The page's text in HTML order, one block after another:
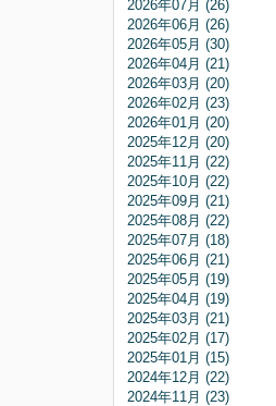
2026年07月 (26)
2026年06月 (26)
2026年05月 (30)
2026年04月 (21)
2026年03月 (20)
2026年02月 (23)
2026年01月 (20)
2025年12月 (20)
2025年11月 (22)
2025年10月 (22)
2025年09月 (21)
2025年08月 (22)
2025年07月 (18)
2025年06月 (21)
2025年05月 (19)
2025年04月 (19)
2025年03月 (21)
2025年02月 (17)
2025年01月 (15)
2024年12月 (22)
2024年11月 (23)